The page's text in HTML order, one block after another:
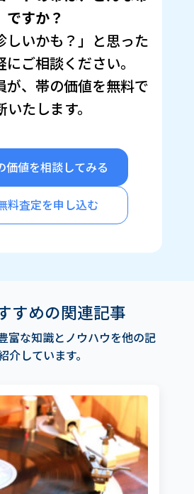
ですか？
しいかも？」と思った
にご相談ください。
が、帯の価値を無料で
いたします。
価値を相談してみる
料査定を申し込む
すめの関連記事
富な知識とノウハウを他の記
介しています。